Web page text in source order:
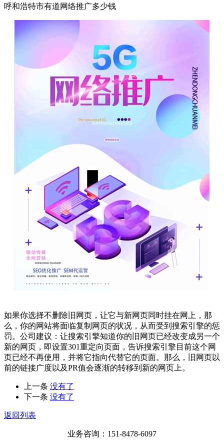
呼和浩特市有道网络推广多少钱
如果你选择不删除旧网页，让它与新网页同时挂在网上，那
么，你的网站将面临复制网页的状况，从而受到搜索引擎的惩
罚。公司建议：让搜索引擎知道你的旧网页已经改变成另一个
新的网页，即设置301重定向页面，告诉搜索引擎目前这个网
页已经不再使用，并将它指向代替它的页面。那么，旧网页以
前的链接广度以及PR值会逐渐的转移到新的网页上。
上一条 没有了
下一条 没有了
返回列表
业务咨询：151-8478-6097